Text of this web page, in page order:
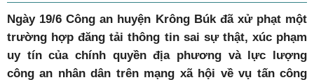
Ngày 19/6 Công an huyện Krông Búk đã xử phạt một
trường hợp đăng tải thông tin sai sự thật, xúc phạm
uy tín của chính quyền địa phương và lực lượng
công an nhân dân trên mạng xã hội về vụ tấn công